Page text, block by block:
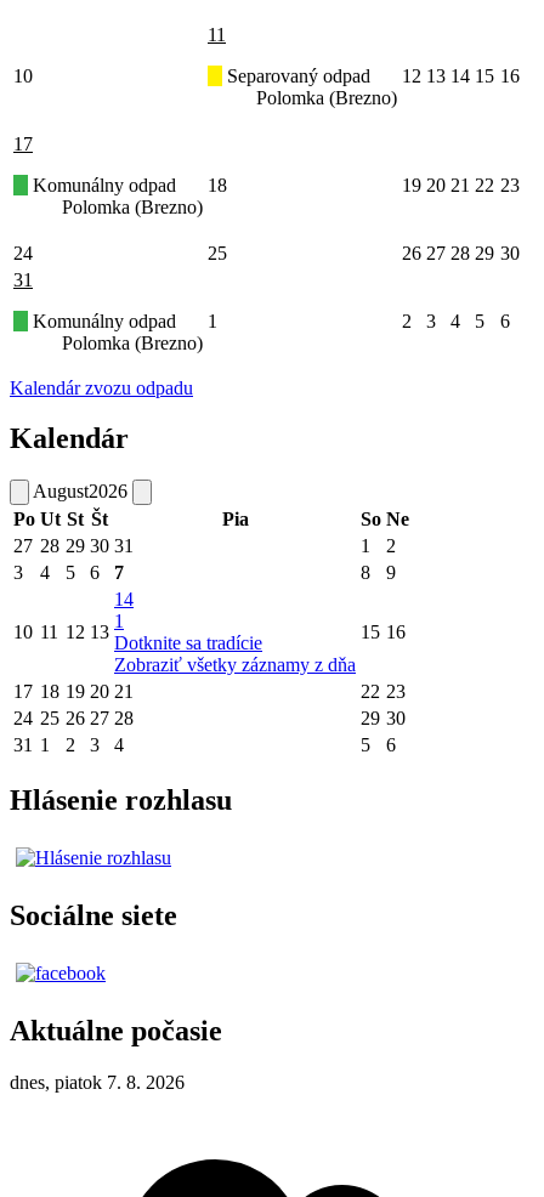
10
11
Separovaný odpad
Polomka (Brezno)
12 13 14 15 16
17
Komunálny odpad
Polomka (Brezno)
18 19 20 21 22 23
24 25 26 27 28 29 30
31
Komunálny odpad
Polomka (Brezno)
1 2 3 4 5 6
Kalendár zvozu odpadu
Kalendár
August2026
Po Ut St Št Pia So Ne
27 28 29 30 31 1
2
3
4 5 6 7 8 9
10 11 12 13
14
1
Dotknite sa tradície
Zobraziť všetky záznamy z dňa
15 16
17 18 19 20 21 22 23
24 25 26 27 28 29 30
31 1 2 3 4 5 6
Hlásenie rozhlasu
Sociálne siete
Aktuálne počasie
dnes, piatok 7. 8. 2026